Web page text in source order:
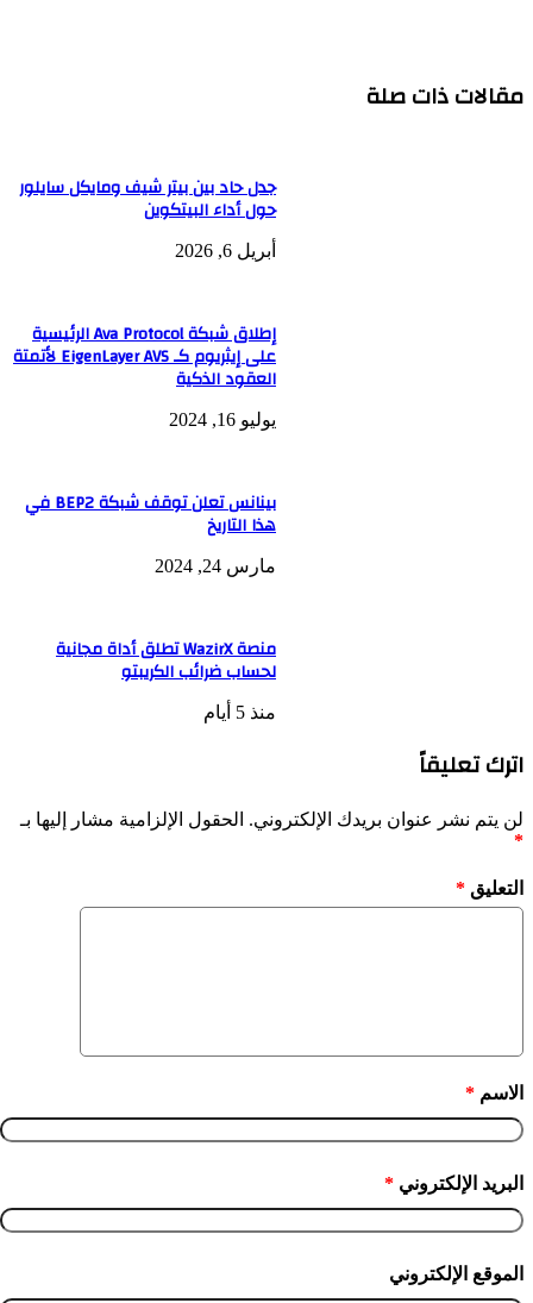
مقالات ذات صلة
جدل حاد بين بيتر شيف ومايكل سايلور
حول أداء البيتكوين
أبريل 6, 2026
إطلاق شبكة Ava Protocol الرئيسية
على إيثريوم كـ EigenLayer AVS لأتمتة
العقود الذكية
يوليو 16, 2024
بينانس تعلن توقف شبكة BEP2 في
هذا التاريخ
مارس 24, 2024
منصة WazirX تطلق أداة مجانية
لحساب ضرائب الكريبتو
منذ 5 أيام
اترك تعليقاً
لن يتم نشر عنوان بريدك الإلكتروني. الحقول الإلزامية مشار إليها بـ
*
التعليق *
الاسم *
البريد الإلكتروني *
الموقع الإلكتروني